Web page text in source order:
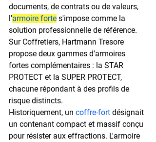
documents, de contrats ou de valeurs,
l'armoire forte s'impose comme la
solution professionnelle de référence.
Sur Coffretiers, Hartmann Tresore
propose deux gammes d'armoires
fortes complémentaires : la STAR
PROTECT et la SUPER PROTECT,
chacune répondant à des profils de
risque distincts.
Historiquement, un coffre-fort désignait
un contenant compact et massif conçu
pour résister aux effractions. L'armoire